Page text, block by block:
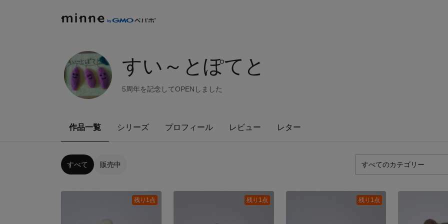
すい～とぽてと
5周年を記念してOPENしました
作品一覧 シリーズ プロフィール レビュー レター
すべて 販売中
残り1点 残り1点 残り1点